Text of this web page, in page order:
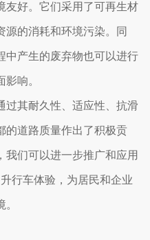
友好。它们采用了可再生材
源的消耗和环境污染。同
中产生的废弃物也可以进行
响。
过其耐久性、适应性、抗滑
的道路质量作出了积极贡
我们可以进一步推广和应用
行车体验，为居民和企业